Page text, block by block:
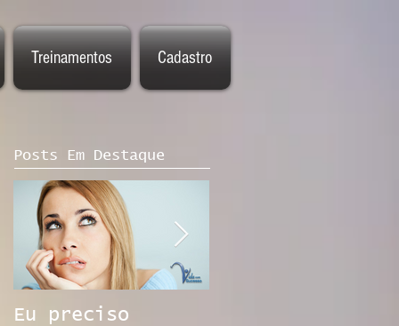
Treinamentos Cadastro
Posts Em Destaque
Eu preciso